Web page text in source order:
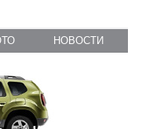
НОВОСТИ